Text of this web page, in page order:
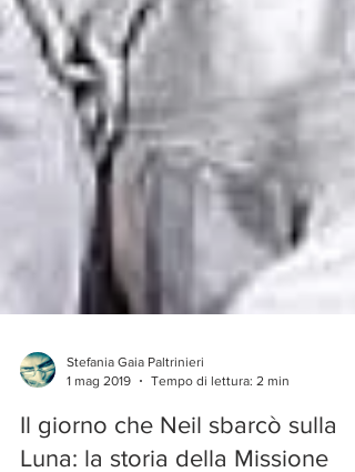
1 mag 2019
Tempo di lettura: 2 min
Il giorno che Neil sbarcò sulla